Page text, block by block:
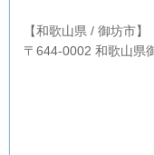
【和歌山県 / 御坊市】
〒644-0002 和歌山県